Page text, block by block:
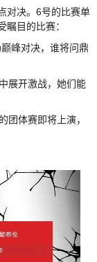
对决。6号的比赛单
目的比赛：
峰对决，谁将问鼎
展开激战，她们能
团体赛即将上演，